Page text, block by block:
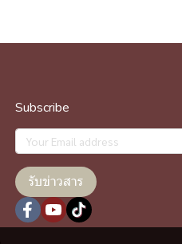
Subscribe
รับข่าวสาร